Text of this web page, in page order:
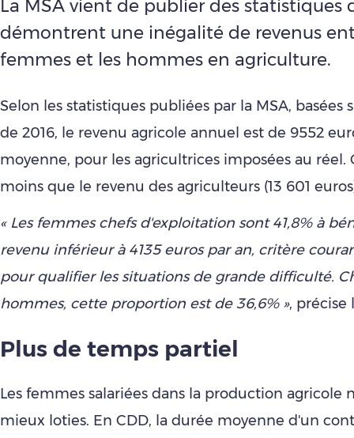
La MSA vient de publier des statistiques
démontrent une inégalité de revenus
femmes et les hommes en agriculture.
Selon les statistiques publiées par la MSA, basées
de 2016, le revenu agricole annuel est de 9552
moyenne, pour les agricultrices imposées au réel.
moins que le revenu des agriculteurs (13 601
« Les femmes chefs d'exploitation sont 41,8% à
revenu inférieur à 4135 euros par an, critère
pour qualifier les situations de grande difficulté.
hommes, cette proportion est de 36,6% », précise
Plus de temps partiel
Les femmes salariées dans la production agricole
mieux loties. En CDD, la durée moyenne d'un